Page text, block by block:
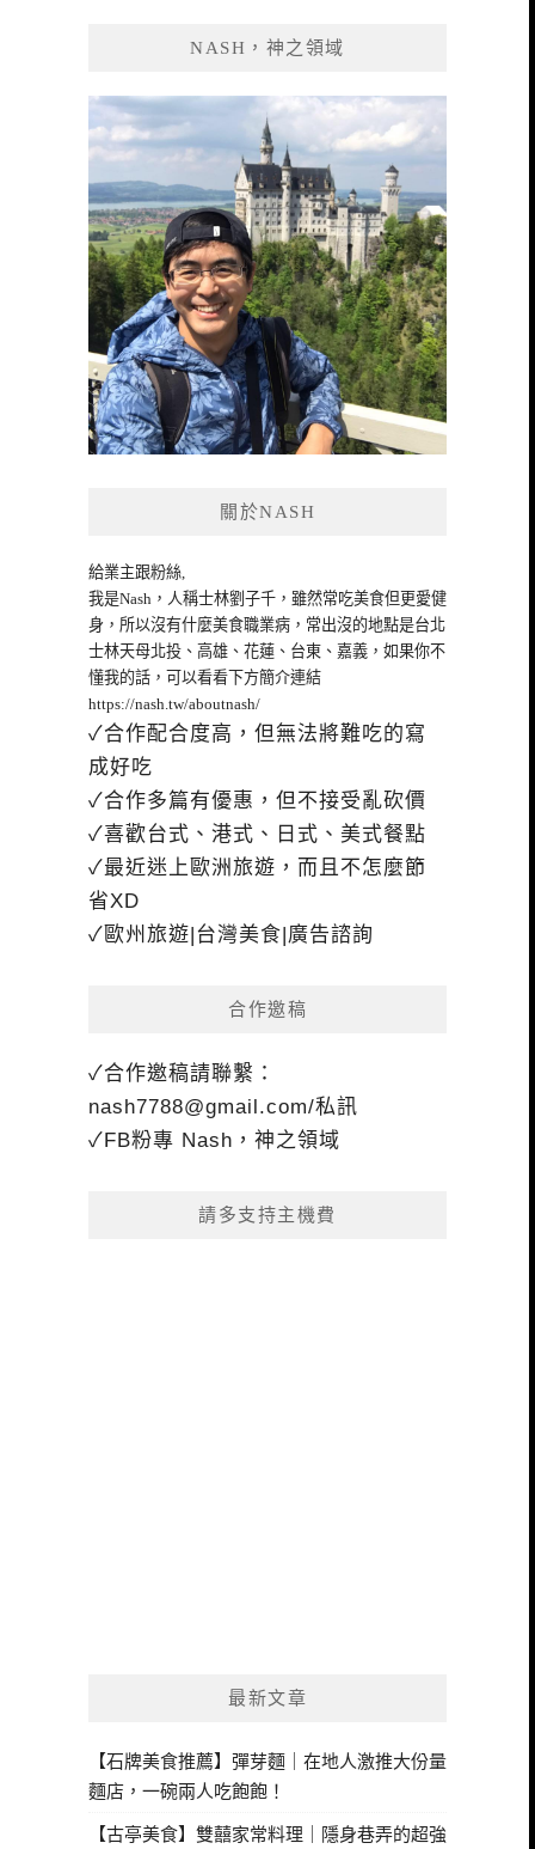
NASH，神之領域
關於NASH
給業主跟粉絲,
我是Nash，人稱士林劉子千，雖然常吃美食但更愛健
身，所以沒有什麼美食職業病，常出沒的地點是台北
士林天母北投、高雄、花蓮、台東、嘉義，如果你不
懂我的話，可以看看下方簡介連結
https://nash.tw/aboutnash/
✓合作配合度高，但無法將難吃的寫
成好吃
✓合作多篇有優惠，但不接受亂砍價
✓喜歡台式、港式、日式、美式餐點
✓最近迷上歐洲旅遊，而且不怎麼節
省XD
✓歐州旅遊|台灣美食|廣告諮詢
合作邀稿
✓合作邀稿請聯繫：
nash7788@gmail.com/私訊
✓FB粉專 Nash，神之領域
請多支持主機費
最新文章
【石牌美食推薦】彈芽麵｜在地人激推大份量
麵店，一碗兩人吃飽飽！
【古亭美食】雙囍家常料理｜隱身巷弄的超強